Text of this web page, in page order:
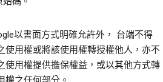
以書面方式明確允許外， 台端不得
使用權或將該使用權轉授權他人，亦不
使用權提供擔保權益，或以其他方式轉